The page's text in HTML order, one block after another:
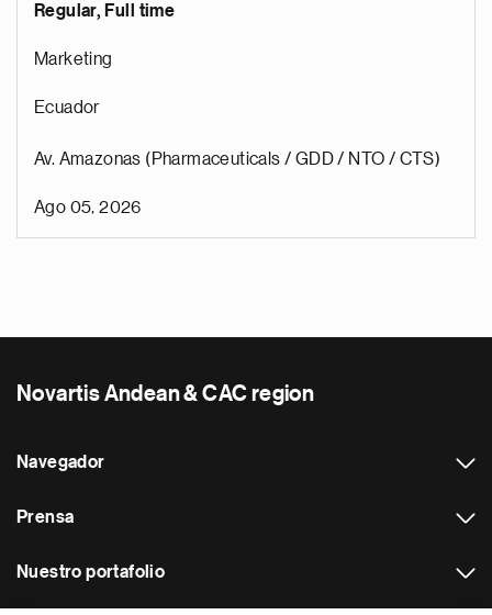
Regular, Full time
Marketing
Ecuador
Av. Amazonas (Pharmaceuticals / GDD / NTO / CTS)
Ago 05, 2026
Novartis Andean & CAC region
Navegador
Prensa
Nuestro portafolio